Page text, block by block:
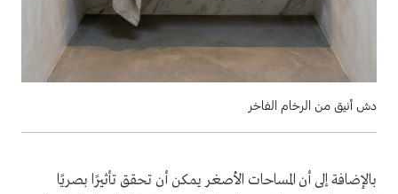
دش أنيق من الرخام الفاخر
بالإضافة إلى أن المساحات الأصغر يمكن أن تحقق تأثيرًا بصريًا